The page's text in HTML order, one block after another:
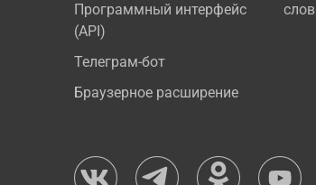
Программный интерфейс
(API)
Телеграм-бот
Браузерное расширение
слов